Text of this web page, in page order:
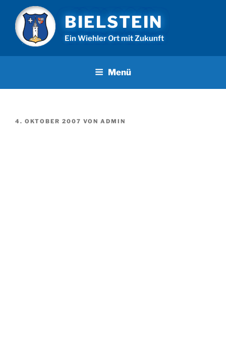
Inhalt
springen
BIELSTEIN
Ein Wiehler Ort mit Zukunft
Menü
VERÖFFENTLICHT
4. OKTOBER 2007 VON ADMIN